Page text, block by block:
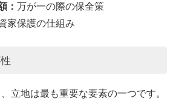
： 万が一の際の保全策
家保護の仕組み
立地は最も重要な要素の一つです。